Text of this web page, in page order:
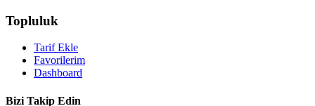
Topluluk
Tarif Ekle
Favorilerim
Dashboard
Bizi Takip Edin